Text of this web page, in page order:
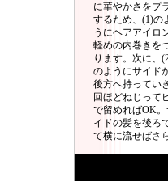
に華やかさをプ
するため、(1)の
うにヘアアイロ
軽めの内巻きを
ります。次に、
のようにサイド
後方へ持ってい
回ほどねじって
で留めればOK
イドの髪を後ろ
て横に流せばさ